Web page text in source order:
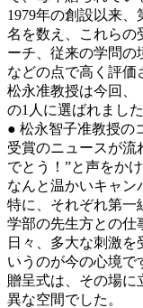
1979年の創設以来、
名を数え、これらの
ーチ、従来の学問の
などの点で高く評価
松永准教授は今回、
の1人に選ばれました
● 松永智子准教授の
受賞のニュースが流
でとう！”と声をか
なんと温かいキャン
特に、それぞれ第一
学部の先生方との仕
日々、多大な刺激を
いうのが今の心境で
贈呈式は、その場に
異な空間でした。